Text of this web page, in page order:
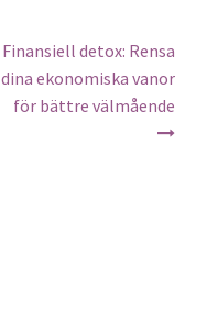
Finansiell detox: Rensa
dina ekonomiska vanor
för bättre välmående